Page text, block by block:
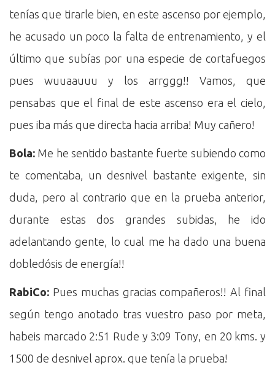
tenías que tirarle bien, en este ascenso por ejemplo,
he acusado un poco la falta de entrenamiento, y el
último que subías por una especie de cortafuegos
pues wuuaauuu y los arrggg!! Vamos, que
pensabas que el final de este ascenso era el cielo,
pues iba más que directa hacia arriba! Muy cañero!
Bola: Me he sentido bastante fuerte subiendo como
te comentaba, un desnivel bastante exigente, sin
duda, pero al contrario que en la prueba anterior,
durante estas dos grandes subidas, he ido
adelantando gente, lo cual me ha dado una buena
dobledósis de energía!!
RabiCo: Pues muchas gracias compañeros!! Al final
según tengo anotado tras vuestro paso por meta,
habeis marcado 2:51 Rude y 3:09 Tony, en 20 kms. y
1500 de desnivel aprox. que tenía la prueba!